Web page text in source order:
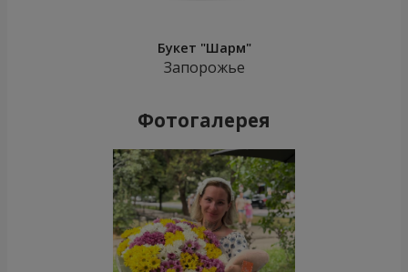
Букет "Шарм"
Запорожье
Фотогалерея